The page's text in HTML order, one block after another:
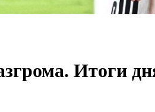
Итоги